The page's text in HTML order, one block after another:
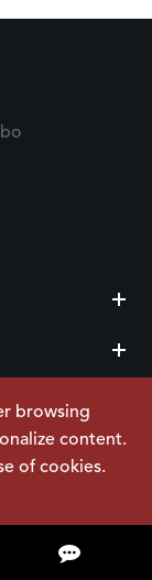
de ventas
América
browsing
content.
of cookies.